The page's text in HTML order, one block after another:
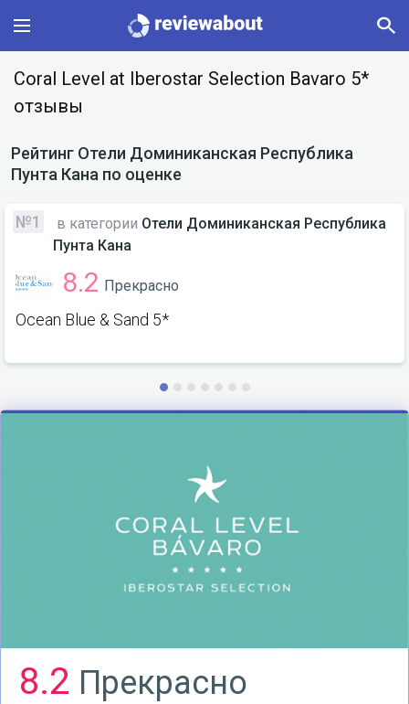
Main
Profile
Coral Level at Iberostar Selection Bavaro 5*
отзывы
8.2 Прекрасно
Рейтинг Отели Доминиканская Республика
Пунта Кана по оценке
№1 в категории Отели Доминиканская Республика
Пунта Кана
8.2 Прекрасно
Ocean Blue & Sand 5*